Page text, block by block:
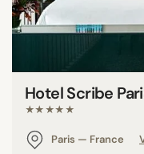
Hotel Scribe
★★★★★
Paris — France